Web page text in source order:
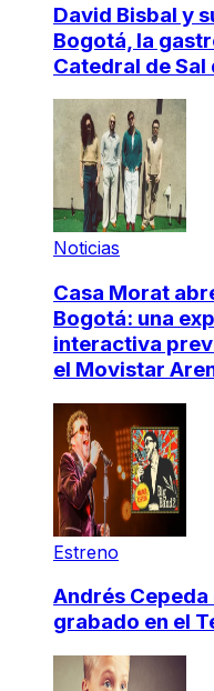
David Bisbal y
Bogotá, la
Catedral de
Noticias
Casa Morat
Bogotá: una
interactiva
el Movistar
Estreno
Andrés Cepeda
grabado en el